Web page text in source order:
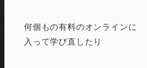
何個もの有料のオンラインに
入って学び直したり